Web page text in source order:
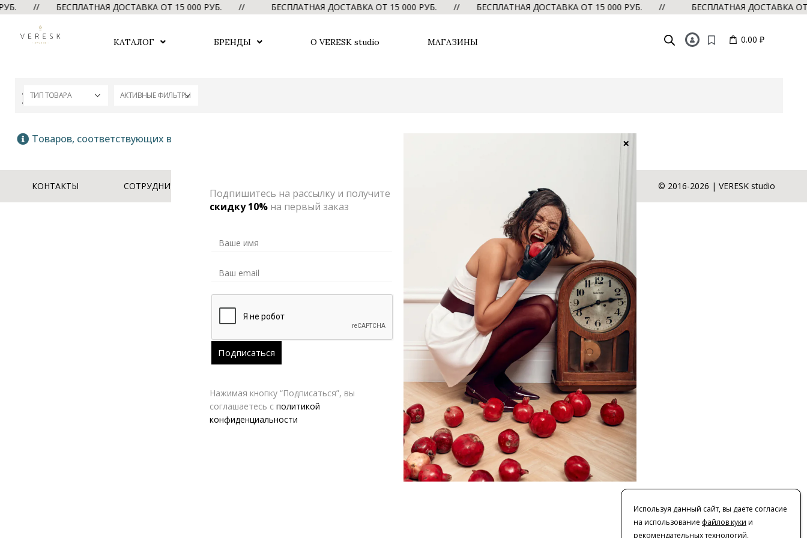
РУБ. // БЕСПЛАТНАЯ ДОСТАВКА ОТ 15 000 РУБ. // БЕСПЛАТНАЯ ДОСТАВКА ОТ 15 000 РУБ. // БЕСПЛАТНАЯ ДОСТАВКА ОТ 15 000 РУБ. // БЕСПЛАТНАЯ ДОСТАВКА
КАТАЛОГ БРЕНДЫ О VERESK studio МАГАЗИНЫ 0.00 ₽
ТИП ТОВАРА АКТИВНЫЕ ФИЛЬТРЫ
Товаров, соответствующих вашему запросу, не обнаружено.
КОНТАКТЫ СОТРУДНИЧЕСТВО +7 928 610 91 11 © 2016-2026 | VERESK studio
Используя данный сайт, вы даете согласие
на использование файлов куки и
рекомендательных технологий,
Подпишитесь на рассылку и получите
скидку 10%на первый заказ
Нажимая кнопку “Подписаться”, вы
соглашаетесь с политикой
конфиденциальности
×